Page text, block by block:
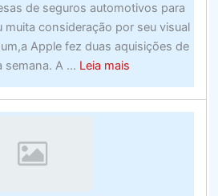
apostas
esportivas
de
nível
de seguros automotivos para
muita consideração por seu visual
Apple fez duas aquisições de
semana. A ... Leia maisabout
Melhores
empresas